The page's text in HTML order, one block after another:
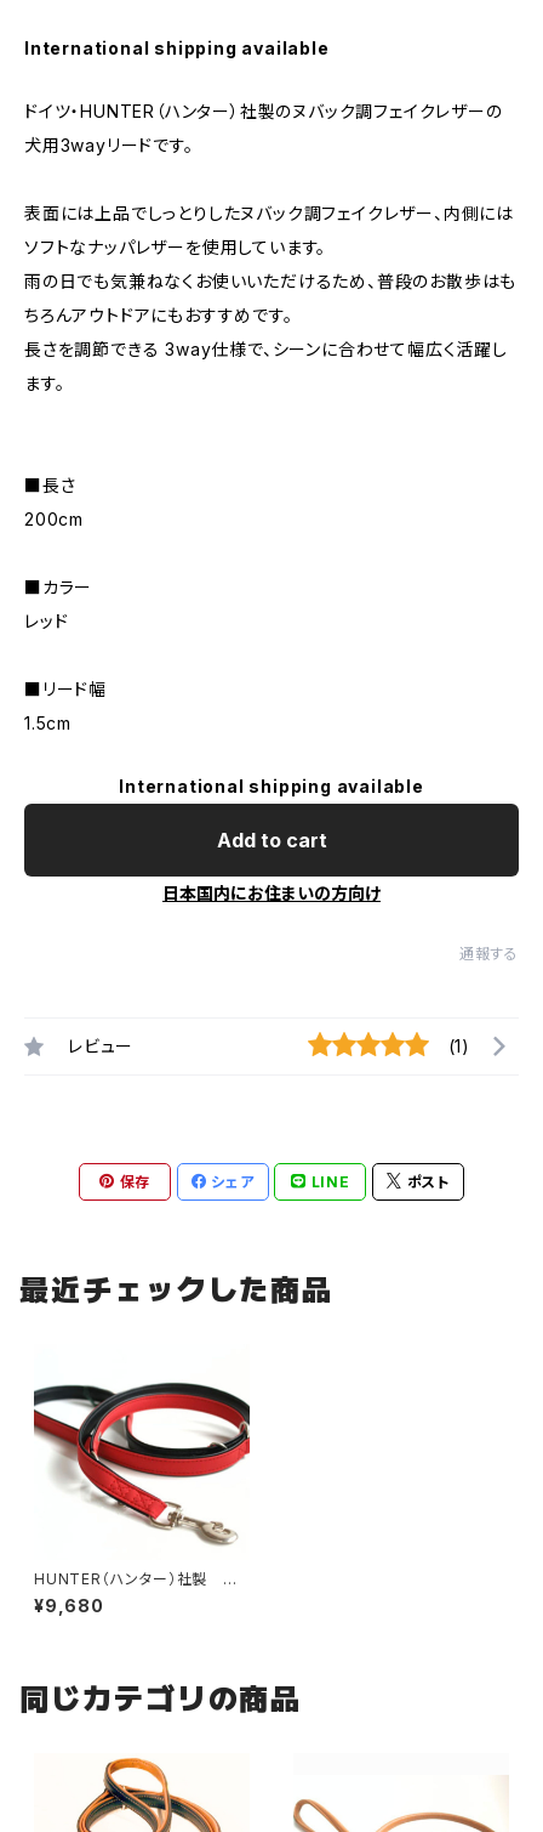
International shipping available
ドイツ・HUNTER（ハンター）社製のヌバック調フェイクレザーの
犬用3wayリードです。
表面には上品でしっとりしたヌバック調フェイクレザー、内側には
ソフトなナッパレザーを使用しています。
雨の日でも気兼ねなくお使いいただけるため、普段のお散歩はも
ちろんアウトドアにもおすすめです。
長さを調節できる 3way仕様で、シーンに合わせて幅広く活躍し
ます。
■長さ
200cm
■カラー
レッド
■リード幅
1.5cm
International shipping available
Add to cart
日本国内にお住まいの方向け
通報する
レビュー (1)
保存 シェア LINE ポスト
最近チェックした商品
HUNTER（ハンター）社製 犬
用ソフティ3wayリード【200c
m・リード幅1.5cm】
¥9,680
同じカテゴリの商品